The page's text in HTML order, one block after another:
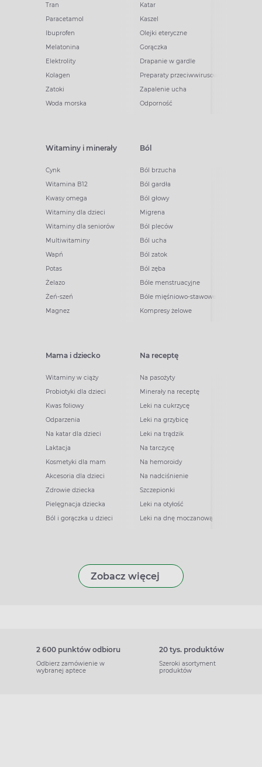
Tran
Paracetamol
Ibuprofen
Melatonina
Elektrolity
Kolagen
Zatoki
Woda morska
Katar
Kaszel
Olejki eteryczne
Gorączka
Drapanie w gardle
Preparaty przeciwwirusowe
Zapalenie ucha
Odporność
Witaminy i minerały
Cynk
Witamina B12
Kwasy omega
Witaminy dla dzieci
Witaminy dla seniorów
Multiwitaminy
Wapń
Potas
Żelazo
Żeń-szeń
Magnez
Ból
Ból brzucha
Ból gardła
Ból głowy
Migrena
Ból pleców
Ból ucha
Ból zatok
Ból zęba
Bóle menstruacyjne
Bóle mięśniowo-stawowe
Kompresy żelowe
Mama i dziecko
Witaminy w ciąży
Probiotyki dla dzieci
Kwas foliowy
Odparzenia
Na katar dla dzieci
Laktacja
Kosmetyki dla mam
Akcesoria dla dzieci
Zdrowie dziecka
Pielęgnacja dziecka
Ból i gorączka u dzieci
Na receptę
Na pasożyty
Minerały na receptę
Leki na cukrzycę
Leki na grzybicę
Leki na trądzik
Na tarczycę
Na hemoroidy
Na nadciśnienie
Szczepionki
Leki na otyłość
Leki na dnę moczanową
Zobacz więcej
2 600 punktów odbioru
Odbierz zamówienie w
wybranej aptece
20 tys. produktów
Szeroki asortyment
produktów